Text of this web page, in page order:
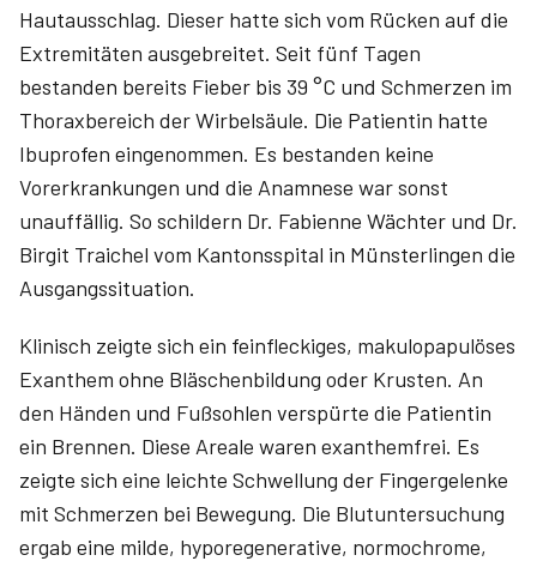
Hautausschlag. Dieser hatte sich vom Rücken auf die
Extremitäten ausgebreitet. Seit fünf Tagen
bestanden bereits Fieber bis 39 °C und Schmerzen im
Thoraxbereich der Wirbelsäule. Die Patientin hatte
Ibuprofen eingenommen. Es bestanden keine
Vorerkrankungen und die Anamnese war sonst
unauffällig. So schildern Dr. Fabienne Wächter und Dr.
Birgit Traichel vom Kantonsspital in Münsterlingen die
Ausgangssituation.
Klinisch zeigte sich ein feinfleckiges, makulopapulöses
Exanthem ohne Bläschenbildung oder Krusten. An
den Händen und Fußsohlen verspürte die Patientin
ein Brennen. Diese Areale waren exanthemfrei. Es
zeigte sich eine leichte Schwellung der Fingergelenke
mit Schmerzen bei Bewegung. Die Blutuntersuchung
ergab eine milde, hyporegenerative, normochrome,